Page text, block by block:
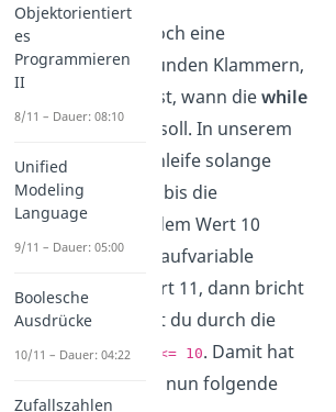
Nun benötigst du noch eine
Bedingungin den runden Klammern,
in welcher du angibst, wann diewhile
Schleife abbrechen
soll. In unserem
Fall soll die while Schleife solange
ausgeführt werden, bis die
Laufvariable gleich dem Wert 10
entspricht. Hat die Laufvariable
counter
also den Wert 11, dann bricht
sie ab. Dies erreichst du durch die
Bedingungcounter <= 10. Damit hat
nun folgende
Objektorientiert
es
Programmieren
II
8/11 – Dauer: 08:10
Unified
Modeling
Language
9/11 – Dauer: 05:00
Boolesche
Ausdrücke
10/11 – Dauer: 04:22
Zufallszahlen